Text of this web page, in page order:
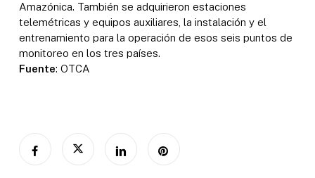
Amazónica. También se adquirieron estaciones
telemétricas y equipos auxiliares, la instalación y el
entrenamiento para la operación de esos seis puntos de
monitoreo en los tres países.
Fuente: OTCA